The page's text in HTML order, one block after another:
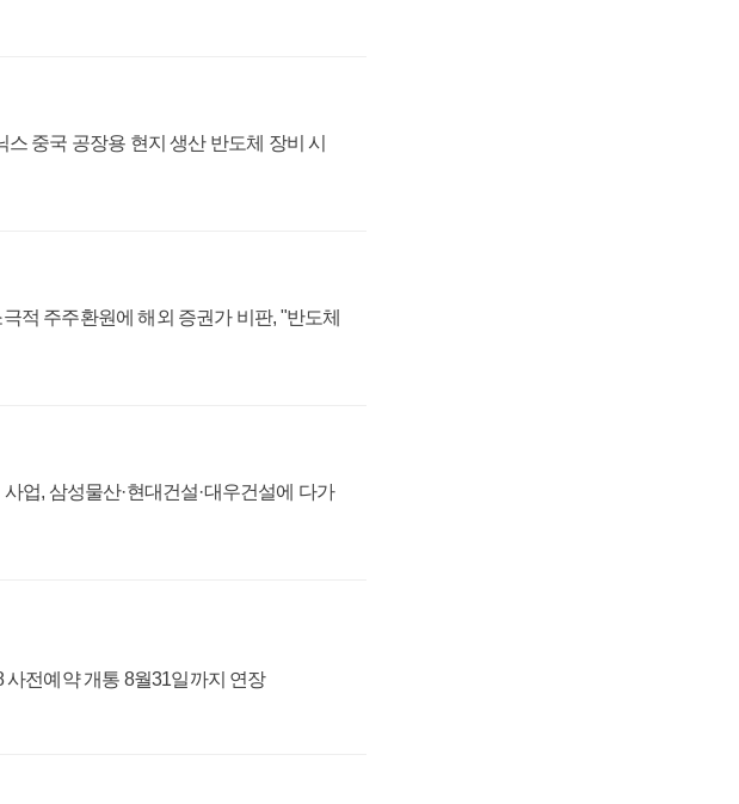
중국 공장용 현지 생산 반도체 장비 시
적 주주환원에 해외 증권가 비판, "반도체
업, 삼성물산·현대건설·대우건설에 다가
사전예약 개통 8월31일까지 연장